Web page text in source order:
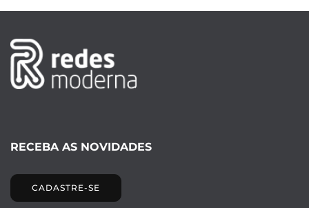
RECEBA AS NOVIDADES
CADASTRE-SE